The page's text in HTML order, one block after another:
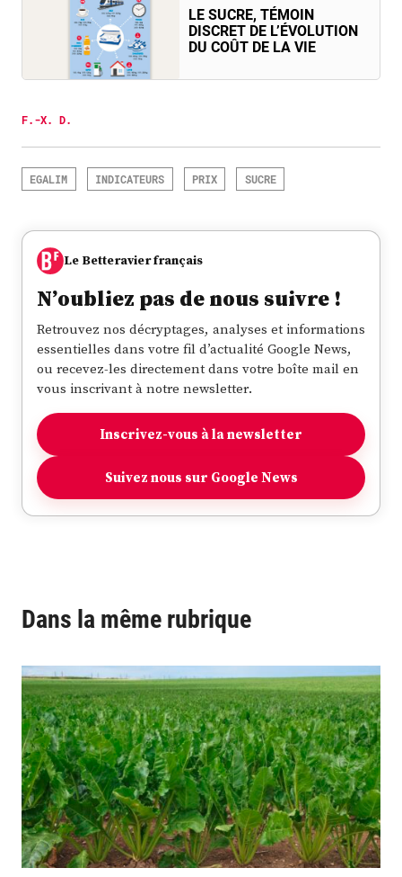
LE SUCRE, TÉMOIN
DISCRET DE L’ÉVOLUTION
DU COÛT DE LA VIE
F.-X. D.
EGALIM INDICATEURS PRIX SUCRE
Le Betteravier français
N’oubliez pas de nous suivre !
Retrouvez nos décryptages, analyses et informations
essentielles dans votre fil d’actualité Google News,
ou recevez-les directement dans votre boîte mail en
vous inscrivant à notre newsletter.
Inscrivez-vous à la newsletter
Suivez nous sur Google News
Dans la même rubrique